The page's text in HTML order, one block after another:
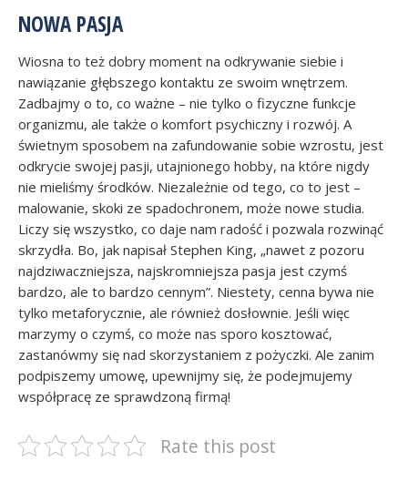
NOWA PASJA
Wiosna to też dobry moment na odkrywanie siebie i
nawiązanie głębszego kontaktu ze swoim wnętrzem.
Zadbajmy o to, co ważne – nie tylko o fizyczne funkcje
organizmu, ale także o komfort psychiczny i rozwój. A
świetnym sposobem na zafundowanie sobie wzrostu, jest
odkrycie swojej pasji, utajnionego hobby, na które nigdy
nie mieliśmy środków. Niezależnie od tego, co to jest –
malowanie, skoki ze spadochronem, może nowe studia.
Liczy się wszystko, co daje nam radość i pozwala rozwinąć
skrzydła. Bo, jak napisał Stephen King, „nawet z pozoru
najdziwaczniejsza, najskromniejsza pasja jest czymś
bardzo, ale to bardzo cennym”. Niestety, cenna bywa nie
tylko metaforycznie, ale również dosłownie. Jeśli więc
marzymy o czymś, co może nas sporo kosztować,
zastanówmy się nad skorzystaniem z pożyczki. Ale zanim
podpiszemy umowę, upewnijmy się, że podejmujemy
współpracę ze sprawdzoną firmą!
Rate this post